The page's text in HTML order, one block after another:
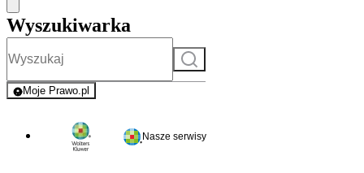
Wyszukiwarka
Szukaj
Moje Prawo.pl
- rejestracja i logowanie do serwisu
Nasze serwisy